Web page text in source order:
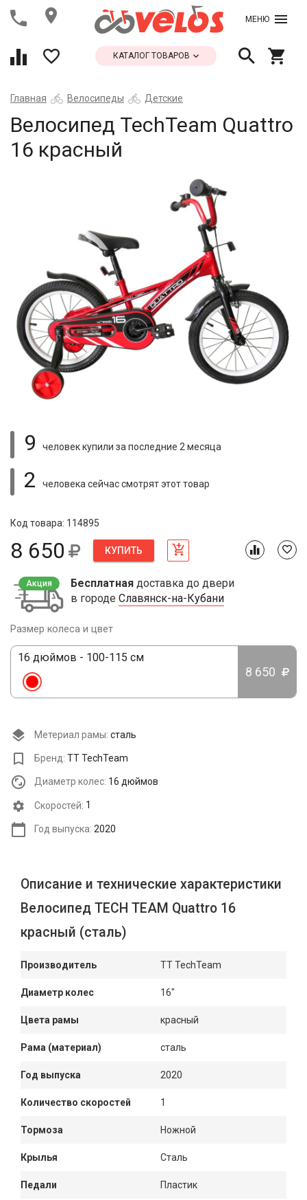
МЕНЮ
КАТАЛОГ ТОВАРОВ
Главная Велосипеды Детские
Велосипед TechTeam Quattro
16 красный
9 человек купили за последние 2 месяца
2 человека сейчас смотрятэтот товар
Код товара: 114895
8 650 КУПИТЬ
Акция Бесплатная доставка до двери
в городе Славянск-на-Кубани
Размер колеса и цвет
16 дюймов - 100-115 см
8 650
Метериал рамы: сталь
Бренд: TT TechTeam
Диаметр колес: 16 дюймов
Cкоростей: 1
Год выпуска: 2020
Описание и технические характеристики
Велосипед TECH TEAM Quattro 16
красный (сталь)
Производитель TT TechTeam
Диаметр колес 16"
Цвета рамы красный
Рама (материал) сталь
Год выпуска 2020
Количество скоростей 1
Тормоза Ножной
Крылья Сталь
Педали Пластик